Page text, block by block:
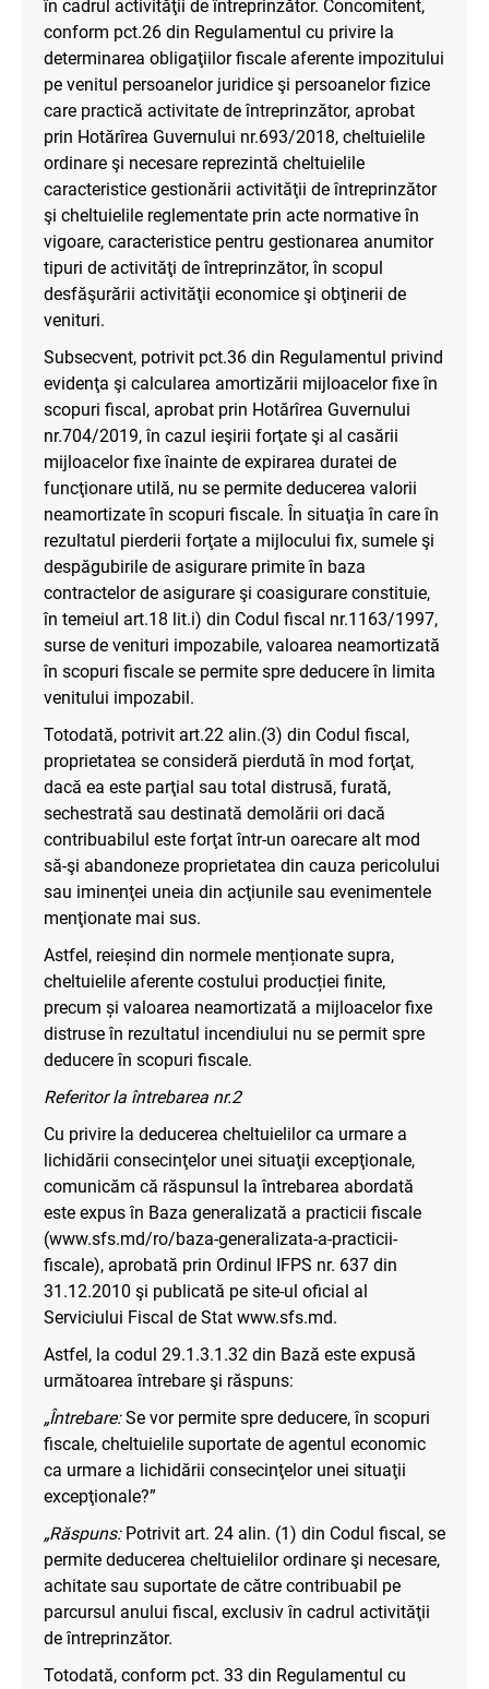
în cadrul activităţii de întreprinzător. Concomitent,
conform pct.26 din Regulamentul cu privire la
determinarea obligaţiilor fiscale aferente impozitului
pe venitul persoanelor juridice şi persoanelor fizice
care practică activitate de întreprinzător, aprobat
prin Hotărîrea Guvernului nr.693/2018, cheltuielile
ordinare şi necesare reprezintă cheltuielile
caracteristice gestionării activităţii de întreprinzător
şi cheltuielile reglementate prin acte normative în
vigoare, caracteristice pentru gestionarea anumitor
tipuri de activităţi de întreprinzător, în scopul
desfăşurării activităţii economice şi obţinerii de
venituri.
Subsecvent, potrivit pct.36 din Regulamentul privind
evidenţa şi calcularea amortizării mijloacelor fixe în
scopuri fiscal, aprobat prin Hotărîrea Guvernului
nr.704/2019, în cazul ieşirii forţate şi al casării
mijloacelor fixe înainte de expirarea duratei de
funcţionare utilă, nu se permite deducerea valorii
neamortizate în scopuri fiscale. În situaţia în care în
rezultatul pierderii forţate a mijlocului fix, sumele şi
despăgubirile de asigurare primite în baza
contractelor de asigurare şi coasigurare constituie,
în temeiul art.18 lit.i) din Codul fiscal nr.1163/1997,
surse de venituri impozabile, valoarea neamortizată
în scopuri fiscale se permite spre deducere în limita
venitului impozabil.
Totodată, potrivit art.22 alin.(3) din Codul fiscal,
proprietatea se consideră pierdută în mod forţat,
dacă ea este parţial sau total distrusă, furată,
sechestrată sau destinată demolării ori dacă
contribuabilul este forţat într-un oarecare alt mod
să-şi abandoneze proprietatea din cauza pericolului
sau iminenţei uneia din acţiunile sau evenimentele
menţionate mai sus.
Astfel, reieșind din normele menționate supra,
cheltuielile aferente costului producției finite,
precum și valoarea neamortizată a mijloacelor fixe
distruse în rezultatul incendiului nu se permit spre
deducere în scopuri fiscale.
Referitor la întrebarea nr.2
Cu privire la deducerea cheltuielilor ca urmare a
lichidării consecinţelor unei situaţii excepţionale,
comunicăm că răspunsul la întrebarea abordată
este expus în Baza generalizată a practicii fiscale
(www.sfs.md/ro/baza-generalizata-a-practicii-
fiscale), aprobată prin Ordinul IFPS nr. 637 din
31.12.2010 şi publicată pe site-ul oficial al
Serviciului Fiscal de Stat www.sfs.md.
Astfel, la codul 29.1.3.1.32 din Bază este expusă
următoarea întrebare şi răspuns:
„Întrebare:Se vor permite spre deducere, în scopuri
fiscale, cheltuielile suportate de agentul economic
ca urmare a lichidării consecinţelor unei situaţii
excepţionale?”
„Răspuns: Potrivit art. 24 alin. (1) din Codul fiscal, se
permite deducerea cheltuielilor ordinare şi necesare,
achitate sau suportate de către contribuabil pe
parcursul anului fiscal, exclusiv în cadrul activităţii
de întreprinzător.
Totodată, conform pct. 33 din Regulamentul cu